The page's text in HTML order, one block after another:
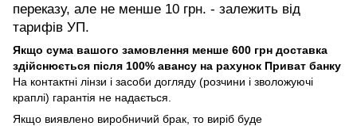
переказу, але не менше 10 грн. - залежить від
тарифів УП.
Якщо сума вашого замовлення менше 600 грн доставка
здійснюється після 100% авансу на рахунок Приват банку
На контактні лінзи і засоби догляду (розчини і зволожуючі
краплі) гарантія не надається.
Якщо виявлено виробничий брак, то виріб буде